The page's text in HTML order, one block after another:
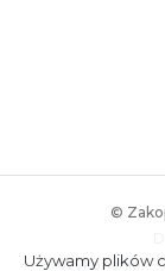
©
Wykonanie:
Używamy plików